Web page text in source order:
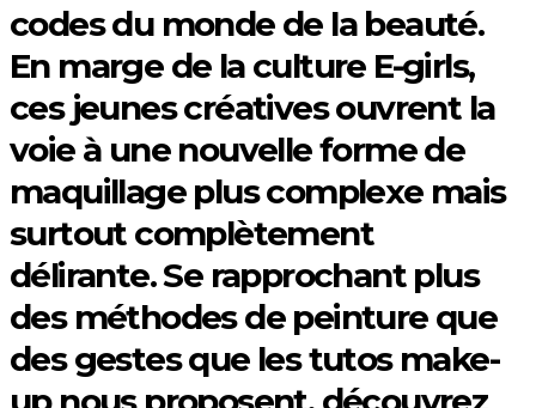
codes du monde de la beauté.
En marge de la culture E-girls,
ces jeunes créatives ouvrent la
voie à une nouvelle forme de
maquillage plus complexe mais
surtout complètement
délirante. Se rapprochant plus
des méthodes de peinture que
des gestes que les tutos make-